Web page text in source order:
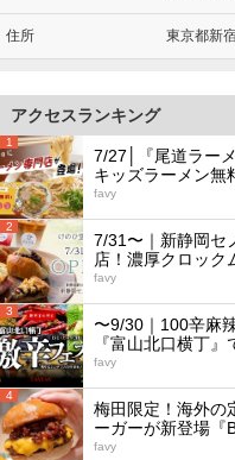
住所 東京都新
アクセスランキング
1
7/27│『尾道ラー
キッズラーメン無
favy
2
7/31〜｜新静岡セ
店！濃厚クロック
favy
3
〜9/30｜100辛麻
『富山北口横丁
favy
4
梅田限定！海外の
ーガーが新登場『
favy